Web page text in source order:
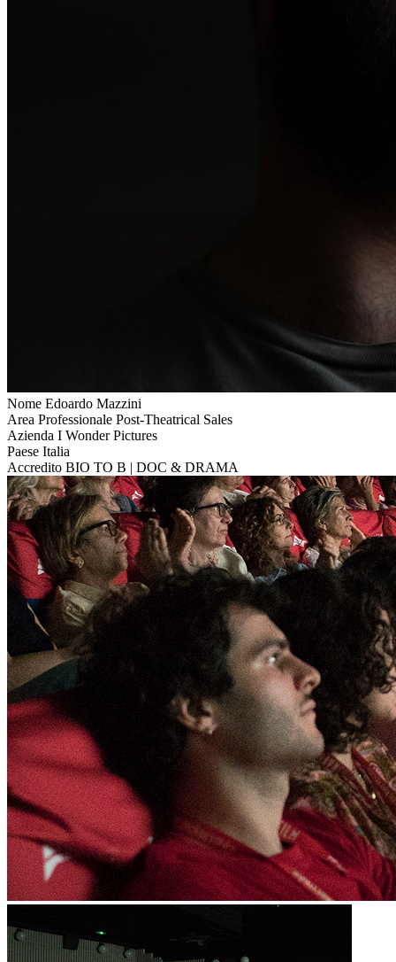
Nome Edoardo Mazzini
Area Professionale Post-Theatrical Sales
Azienda I Wonder Pictures
Paese Italia
Accredito BIO TO B | DOC & DRAMA